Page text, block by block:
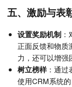
五、激励与表
设置奖励机制
正面反馈和物质
力，还可以增强
树立榜样：通过
使用CRM系统